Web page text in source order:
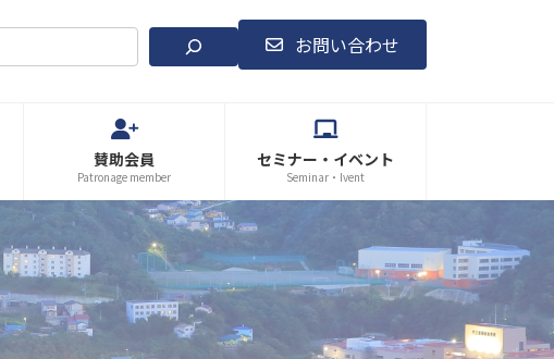
お問い合わせ
賛助会員
Patronage member
セミナー・イベント
Seminar・Ivent